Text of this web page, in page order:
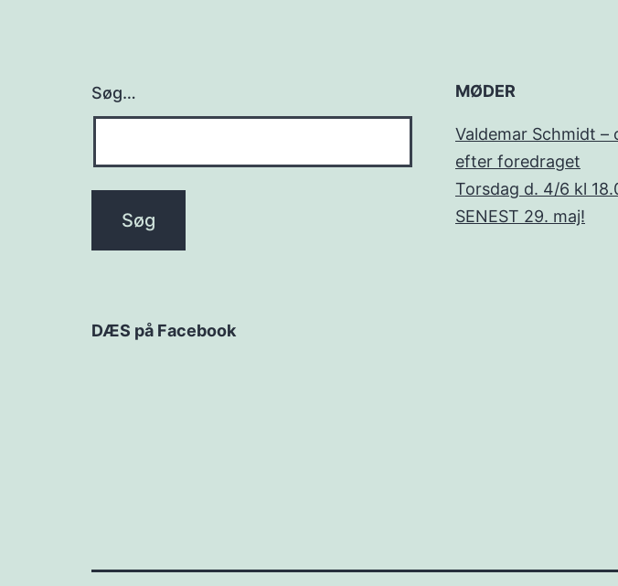
Søg… MØDER
Valdemar Schmidt –
efter foredraget
Torsdag d. 4/6 kl
SENEST 29. maj!
DÆS på Facebook